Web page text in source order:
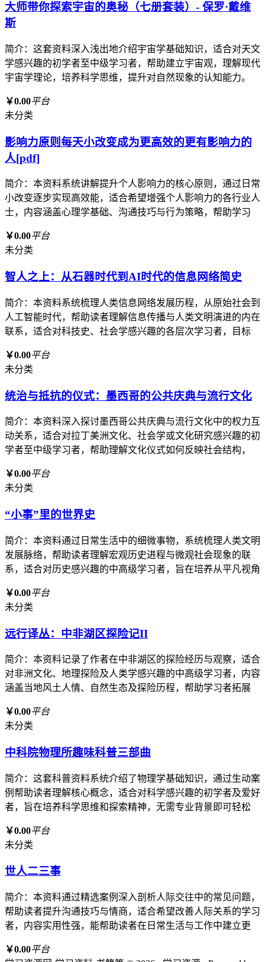
大师带你探索宇宙的奥秘（七册套装）- 保罗·戴维
斯
简介：这套资料深入浅出地介绍宇宙学基础知识，适合对天文
学感兴趣的初学者至中级学习者，帮助建立宇宙观，理解现代
宇宙学理论，培养科学思维，提升对自然现象的认知能力。
￥0.00平台
未分类
影响力原则每天小改变成为更高效的更有影响力的
人[pdf]
简介：本资料系统讲解提升个人影响力的核心原则，通过日常
小改变逐步实现高效能，适合希望增强个人影响力的各行业人
士，内容涵盖心理学基础、沟通技巧与行为策略，帮助学习
￥0.00平台
未分类
智人之上：从石器时代到AI时代的信息网络简史
简介：本资料系统梳理人类信息网络发展历程，从原始社会到
人工智能时代，帮助读者理解信息传播与人类文明演进的内在
联系，适合对科技史、社会学感兴趣的各层次学习者，目标
￥0.00平台
未分类
统治与抵抗的仪式：墨西哥的公共庆典与流行文化
简介：本资料深入探讨墨西哥公共庆典与流行文化中的权力互
动关系，适合对拉丁美洲文化、社会学或文化研究感兴趣的初
学者至中级学习者，帮助理解文化仪式如何反映社会结构，
￥0.00平台
未分类
“小事”里的世界史
简介：本资料通过日常生活中的细微事物，系统梳理人类文明
发展脉络，帮助读者理解宏观历史进程与微观社会现象的联
系，适合对历史感兴趣的中高级学习者，旨在培养从平凡视角
￥0.00平台
未分类
远行译丛：中非湖区探险记II
简介：本资料记录了作者在中非湖区的探险经历与观察，适合
对非洲文化、地理探险及人类学感兴趣的中高级学习者，内容
涵盖当地风土人情、自然生态及探险历程，帮助学习者拓展
￥0.00平台
未分类
中科院物理所趣味科普三部曲
简介：这套科普资料系统介绍了物理学基础知识，通过生动案
例帮助读者理解核心概念，适合对科学感兴趣的初学者及爱好
者，旨在培养科学思维和探索精神，无需专业背景即可轻松
￥0.00平台
未分类
世人二三事
简介：本资料通过精选案例深入剖析人际交往中的常见问题，
帮助读者提升沟通技巧与情商，适合希望改善人际关系的学习
者，内容实用性强，能帮助读者在日常生活与工作中建立更
￥0.00平台